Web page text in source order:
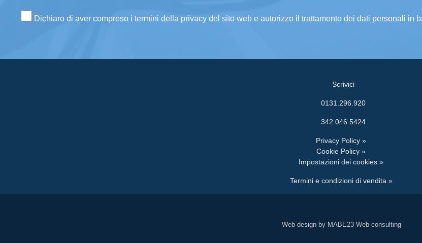
Dichiaro di aver compreso i termini della privacy del sito web e autorizzo il trattamento dei dati personali in
Scrivici
0131.296.920
342.046.5424
Privacy Policy »
Cookie Policy »
Impostazioni dei cookies »
Termini e condizioni di vendita »
Web design by MABE23 Web consulting